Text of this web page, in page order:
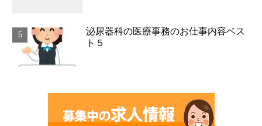
泌尿器科の医療事務のお仕事内容ベス
ト５